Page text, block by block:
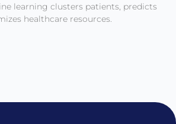
learning clusters patients, predicts
healthcare resources.